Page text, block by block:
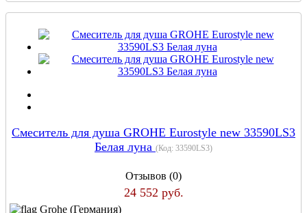
Смеситель для душа GROHE Eurostyle new 33590LS3
Белая луна (Код: 33590LS3)
Отзывов (0)
24 552 руб.
Grohe (Германия)